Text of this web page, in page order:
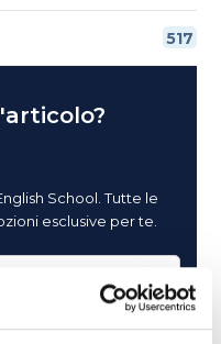
517
School. Tutte le
esclusive per te.